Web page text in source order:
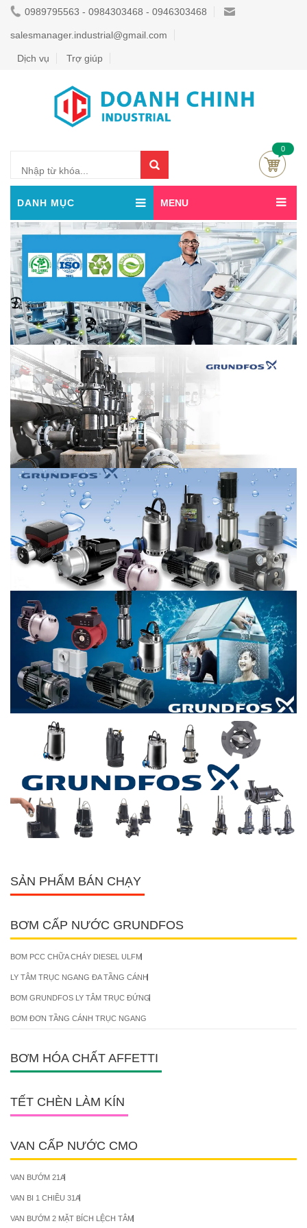
0989795563 - 0984303468 - 0946303468
salesmanager.industrial@gmail.com
Dịch vụ Trợ giúp
0
DANH MỤC MENU
SẢN PHẨM BÁN CHẠY
BƠM CẤP NƯỚC GRUNDFOS
BƠM PCC CHỮA CHÁY DIESEL ULFM
LY TÂM TRỤC NGANG ĐA TẦNG CÁNH
BƠM GRUNDFOS LY TÂM TRỤC ĐỨNG
BƠM ĐƠN TẦNG CÁNH TRỤC NGANG
BƠM HÓA CHẤT AFFETTI
TẾT CHÈN LÀM KÍN
VAN CẤP NƯỚC CMO
VAN BƯỚM 21A
VAN BI 1 CHIỀU 31A
VAN BƯỚM 2 MẶT BÍCH LỆCH TÂM